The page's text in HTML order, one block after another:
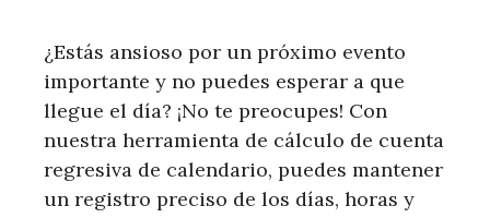
¿Estás ansioso por un próximo evento
importante y no puedes esperar a que
llegue el día? ¡No te preocupes! Con
nuestra herramienta de cálculo de cuenta
regresiva de calendario, puedes mantener
un registro preciso de los días, horas y